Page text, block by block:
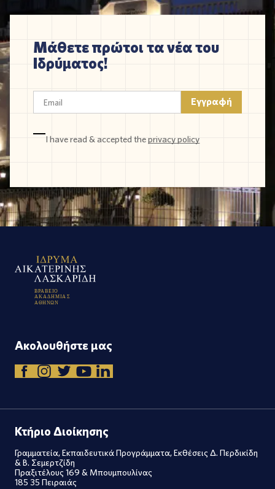
Μάθετε πρώτοι τα νέα του
Ιδρύματος!
I have read & accepted theprivacy policy
ΒΡΑΒΕΙΟ
ΑΚΑΔΗΜΙΑ Σ
Α ΘΗΝΩΝ
Ακολουθήστε μας
Κτήριο Διοίκησης
Γραμματεία, Εκπαιδευτικά Προγράμματα, Εκθέσεις Δ. Περδικίδη
& Β. Σεμερτζίδη
Πραξιτέλους 169 & Μπουμπουλίνας
185 35 Πειραιάς